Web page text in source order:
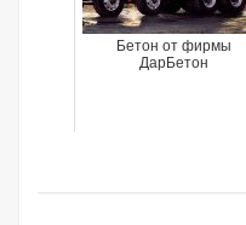
Бетон от фирмы
ДарБетон